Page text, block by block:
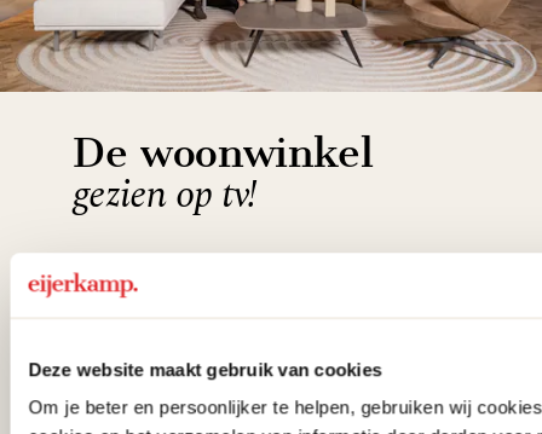
Deze website maakt gebruik van cookies
Om je beter en persoonlijker te helpen, gebruiken wij
De woonwinkel
gezien op tv!
'Weer verliefd op je huis' niet? We
slaap- en designcollecties
samengesteld met de mooiste